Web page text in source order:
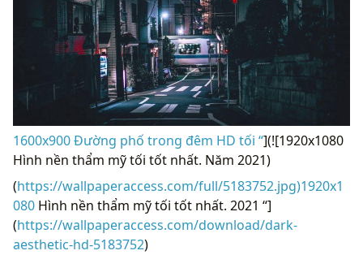
1600x900 Đường phố trong đêm HD tối “](![1920x1080
Hình nền thẩm mỹ tối tốt nhất. Năm 2021)
(https://wallpaperaccess.com/full/5183752.jpg)1920x1
080 Hình nền thẩm mỹ tối tốt nhất. 2021 “]
(https://wallpaperaccess.com/download/dark-
aesthetic-hd-5183752)